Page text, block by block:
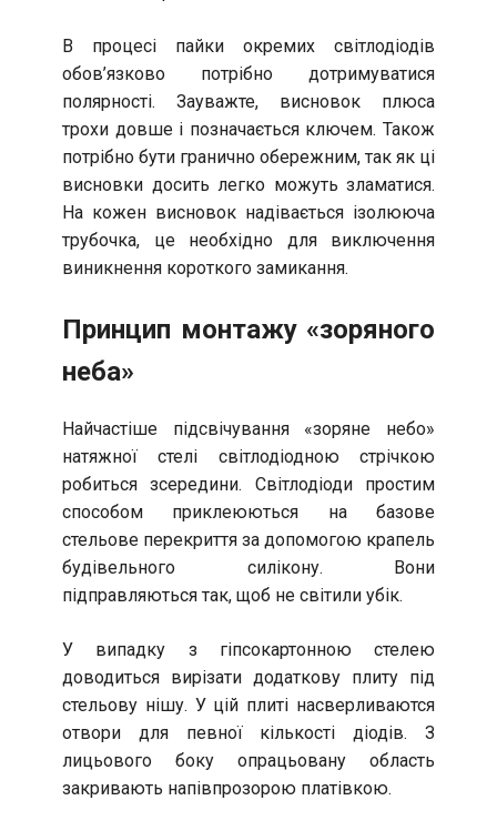
В процесі пайки окремих світлодіодів
обов’язково потрібно дотримуватися
полярності. Зауважте, висновок плюса
трохи довше і позначається ключем. Також
потрібно бути гранично обережним, так як ці
висновки досить легко можуть зламатися.
На кожен висновок надівається ізолююча
трубочка, це необхідно для виключення
виникнення короткого замикання.
Принцип монтажу «зоряного
неба»
Найчастіше підсвічування «зоряне небо»
натяжної стелі світлодіодною стрічкою
робиться зсередини. Світлодіоди простим
способом приклеюються на базове
стельове перекриття за допомогою крапель
будівельного силікону. Вони
підправляються так, щоб не світили убік.
У випадку з гіпсокартонною стелею
доводиться вирізати додаткову плиту під
стельову нішу. У цій плиті насверливаются
отвори для певної кількості діодів. З
лицьового боку опрацьовану область
закривають напівпрозорою платівкою.